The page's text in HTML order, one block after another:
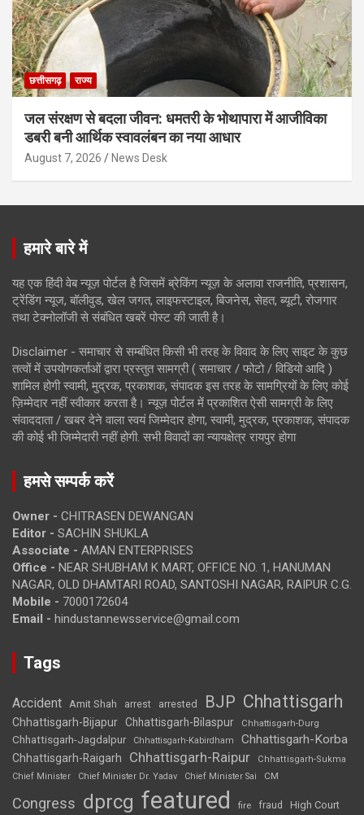
छत्तीसगढ़ राज्य
जल संरक्षण से बदला जीवन: धमतरी के भोथापारा में आजीविका
डबरी बनी आर्थिक स्वावलंबन का नया आधार
August 7, 2026 News Desk
हमारे बारे में
यह एक हिंदी वेब न्यूज़ पोर्टल है जिसमें ब्रेकिंग न्यूज़ के अलावा राजनीति, प्रशासन,
ट्रेंडिंग न्यूज, बॉलीवुड, खेल जगत, लाइफस्टाइल, बिजनेस, सेहत, ब्यूटी, रोजगार
तथा टेक्नोलॉजी से संबंधित खबरें पोस्ट की जाती है।
Disclaimer - समाचार से सम्बंधित किसी भी तरह के विवाद के लिए साइट के कुछ
तत्वों में उपयोगकर्ताओं द्वारा प्रस्तुत सामग्री ( समाचार / फोटो / विडियो आदि )
शामिल होगी स्वामी, मुद्रक, प्रकाशक, संपादक इस तरह के सामग्रियों के लिए कोई
ज़िम्मेदार नहीं स्वीकार करता है। न्यूज़ पोर्टल में प्रकाशित ऐसी सामग्री के लिए
संवाददाता / खबर देने वाला स्वयं जिम्मेदार होगा, स्वामी, मुद्रक, प्रकाशक, संपादक
की कोई भी जिम्मेदारी नहीं होगी. सभी विवादों का न्यायक्षेत्र रायपुर होगा
हमसे सम्पर्क करें
Owner - CHITRASEN DEWANGAN
Editor - SACHIN SHUKLA
Associate - AMAN ENTERPRISES
Office - NEAR SHUBHAM K MART, OFFICE NO. 1, HANUMAN
NAGAR, OLD DHAMTARI ROAD, SANTOSHI NAGAR, RAIPUR C.G.
Mobile - 7000172604
Email - hindustannewsservice@gmail.com
Tags
Accident Amit Shah arrest arrested BJP Chhattisgarh
Chhattisgarh-Bijapur Chhattisgarh-Bilaspur Chhattisgarh-Durg
Chhattisgarh-Jagdalpur Chhattisgarh-Kabirdham Chhattisgarh-Korba
Chhattisgarh-Raigarh Chhattisgarh-Raipur
Chhattisgarh-Sukma
Chief Minister
Chief Minister Dr. Yadav Chief Minister Sai CM
Congress dprcg featured fire fraud High Court